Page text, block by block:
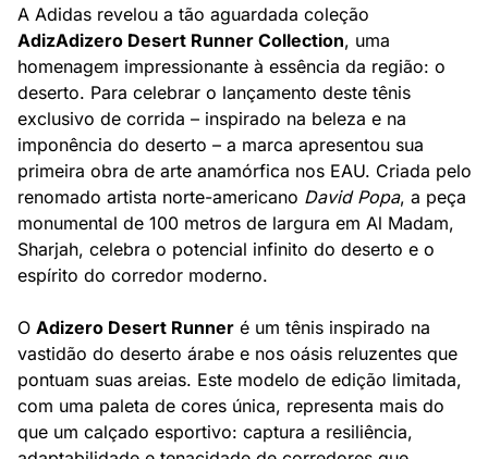
AdizAdizero Desert Runner Collection, uma
homenagem impressionante à essência da região: o
deserto. Para celebrar o lançamento deste tênis
exclusivo de corrida – inspirado na beleza e na
imponência do deserto – a marca apresentou sua
primeira obra de arte anamórfica nos EAU. Criada pelo
renomado artista norte-americano David Popa, a peça
monumental de 100 metros de largura em Al Madam,
Sharjah, celebra o potencial infinito do deserto e o
espírito do corredor moderno.
O Adizero Desert Runner é um tênis inspirado na
vastidão do deserto árabe e nos oásis reluzentes que
pontuam suas areias. Este modelo de edição limitada,
com uma paleta de cores única, representa mais do
que um calçado esportivo: captura a resiliência,